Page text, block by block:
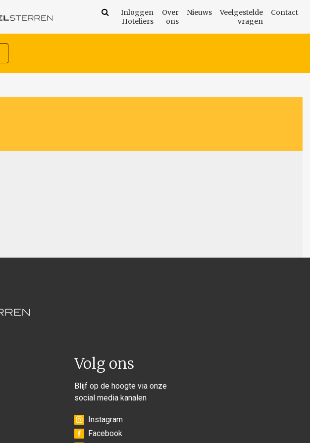
Inloggen
Hoteliers
Over
ons
Nieuws
Veelgestelde
vragen
Contact
Volg ons
Blijf op de hoogte via onze
social media kanalen
Instagram
Facebook